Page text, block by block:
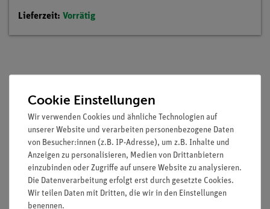
Lieferzeit: Vorrätig
Beschreibung
Prinzip
Mit Hilfe zweier Hochspannungstransformatoren können die
Fernleitungsverluste zwischen Kraftwerk und Verbraucher
trotz hohem Leitungswiderstand gering gehalten werden.
Vorteile
Cookie Einstellungen
Wir verwenden Cookies und ähnliche Technologien auf
unserer Website und verarbeiten personenbezogene Daten
von Besucher:innen (z.B. IP-Adresse), um z.B. Inhalte und
Anzeigen zu personalisieren, Medien von Drittanbietern
einzubinden oder Zugriffe auf unsere Website zu analysieren.
Die Datenverarbeitung erfolgt erst durch gesetzte Cookies.
Wir teilen Daten mit Dritten, die wir in den Einstellungen
benennen.